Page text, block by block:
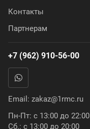
Контакты
Партнерам
+7 (962) 910-56-00
Email: zakaz@1rmc.ru
Пн-Пт: с 13:00 до 22:00
Сб.: с 13:00 до 20:00